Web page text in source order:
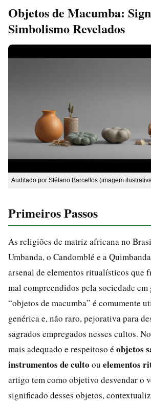
Objetos de Macumba:
Simbolismo Revelados
Auditado por Stéfano Barcellos (imagem
Primeiros Passos
As religiões de matriz africana no
Umbanda, o Candomblé e a
arsenal de elementos ritualísticos que
mal compreendidos pela sociedade em
“objetos de macumba” é comumente
genérica e, não raro, pejorativa para
sagrados empregados nesses cultos.
mais adequado e respeitoso é objetos
instrumentos de culto ou elementos
artigo tem como objetivo desvendar o
significado desses objetos,